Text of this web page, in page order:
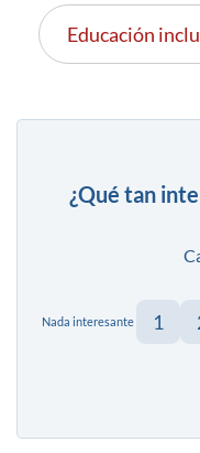
Educación
¿Qué tan
Nada interesante 1